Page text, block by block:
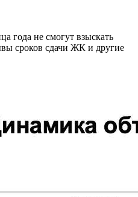
года не смогут взыскать
сроков сдачи ЖК и другие